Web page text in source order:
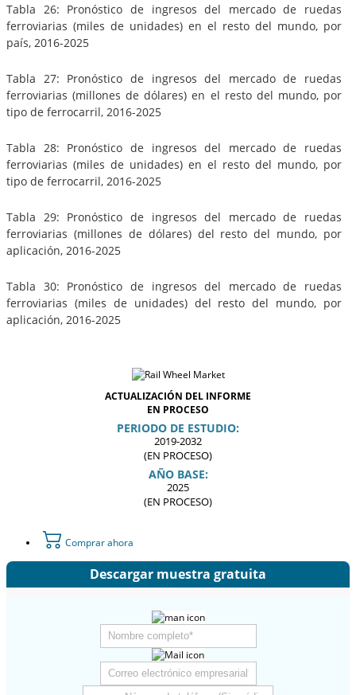
Tabla 26: Pronóstico de ingresos del mercado de ruedas
ferroviarias (miles de unidades) en el resto del mundo, por
país, 2016-2025
Tabla 27: Pronóstico de ingresos del mercado de ruedas
ferroviarias (millones de dólares) en el resto del mundo, por
tipo de ferrocarril, 2016-2025
Tabla 28: Pronóstico de ingresos del mercado de ruedas
ferroviarias (miles de unidades) en el resto del mundo, por
tipo de ferrocarril, 2016-2025
Tabla 29: Pronóstico de ingresos del mercado de ruedas
ferroviarias (millones de dólares) del resto del mundo, por
aplicación, 2016-2025
Tabla 30: Pronóstico de ingresos del mercado de ruedas
ferroviarias (miles de unidades) del resto del mundo, por
aplicación, 2016-2025
ACTUALIZACIÓN DEL INFORME
EN PROCESO
PERIODO DE ESTUDIO:
2019-2032
(EN PROCESO)
AÑO BASE:
2025
(EN PROCESO)
Comprar ahora
Descargar muestra gratuita